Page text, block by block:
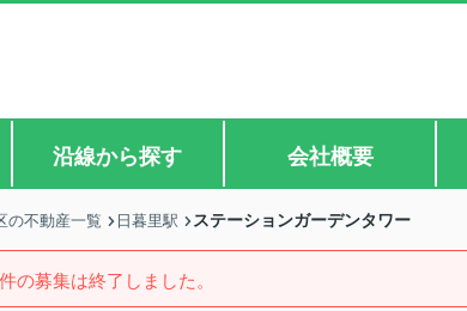
沿線から探す 会社概要
の不動産一覧 日暮里駅 ステーションガーデンタワー
の募集は終了しました。